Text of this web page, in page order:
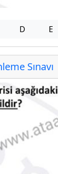
D E
Sınavı